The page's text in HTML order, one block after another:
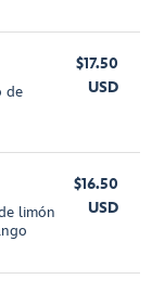
de
$17.50
USD
limón
$16.50
USD